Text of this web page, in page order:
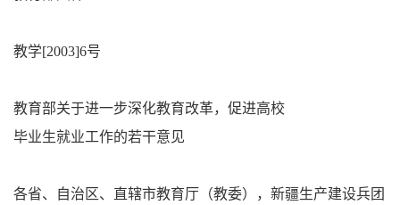
教学[2003]6号
教育部关于进一步深化教育改革，促进高校
毕业生就业工作的若干意见
各省、自治区、直辖市教育厅（教委），新疆生产建设兵团